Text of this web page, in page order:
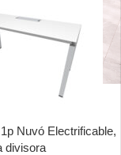
Nuvó Electrificable,
divisora